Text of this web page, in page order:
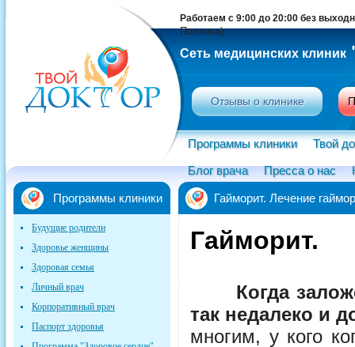
Работаем с 9:00 до 20:00 без
Полянка)
Сеть медицинских клиник
Отзывы о клинике
Программы клиники
Твой
Блог врача
Пресса о нас
Гайморит. Лечение
Гайморит.
Когда
так недалеко и
многим, у кого
Программы клиники
Будущие родители
Здоровье женщины
Здоровая семья
Личный врач
Корпоративный врач
Паспорт здоровья